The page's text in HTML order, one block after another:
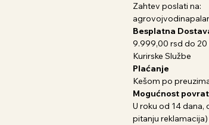
Zahtev poslati na:
Besplatna
9.999,00 rsd do 20
Kurirske Službe
Plaćanje
Kešom po
Mogućnost
U roku od 14 dana,
pitanju reklamacija)